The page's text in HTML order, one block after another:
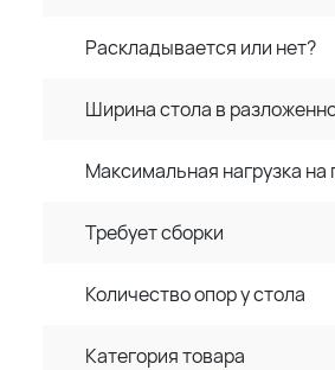
Раскладывается или нет?
Ширина стола в
Максимальная нагрузка на
Требует сборки
Количество опор у стола
Категория товара